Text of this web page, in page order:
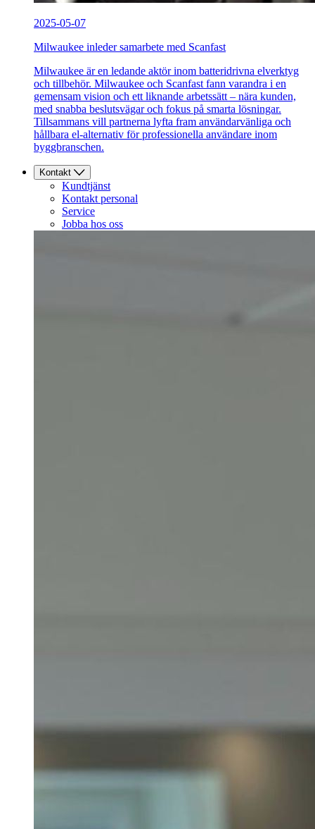
2025-05-07
Milwaukee inleder samarbete med Scanfast
Milwaukee är en ledande aktör inom batteridrivna elverktyg
och tillbehör. Milwaukee och Scanfast fann varandra i en
gemensam vision och ett liknande arbetssätt – nära kunden,
med snabba beslutsvägar och fokus på smarta lösningar.
Tillsammans vill partnerna lyfta fram användarvänliga och
hållbara el-alternativ för professionella användare inom
byggbranschen.
Kontakt
Kundtjänst
Kontakt personal
Service
Jobba hos oss